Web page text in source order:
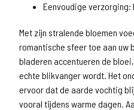
Eenvoudige
Met zijn stralende bloemen
romantische sfeer toe aan uw
bladeren accentueren de
echte blikvanger wordt. Het
ervoor dat de aarde vochtig
vooral tijdens warme dagen.